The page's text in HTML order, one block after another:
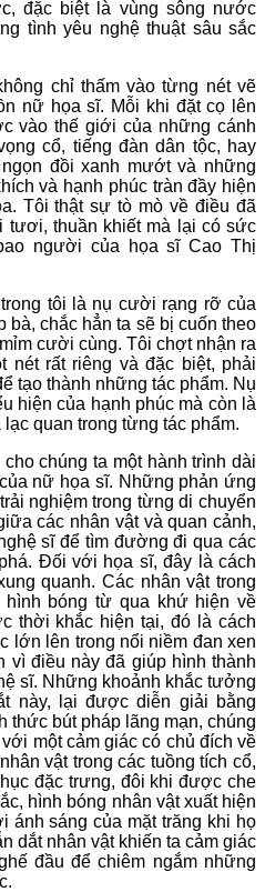
đặc biệt là vùng sông nước
tình yêu nghệ thuật sâu sắc
chỉ thấm vào từng nét vẽ
nữ họa sĩ. Mỗi khi đặt cọ lên
vào thế giới của những cánh
cổ, tiếng đàn dân tộc, hay
đồi xanh mướt và những
và hạnh phúc tràn đầy hiện
Tôi thật sự tò mò về điều đã
tươi, thuần khiết mà lại có sức
người của họa sĩ Cao Thị
tôi là nụ cười rạng rỡ của
bà, chắc hẳn ta sẽ bị cuốn theo
cười cùng. Tôi chợt nhận ra
nét rất riêng và đặc biệt, phải
tạo thành những tác phẩm. Nụ
hiện của hạnh phúc mà còn là
quan trong từng tác phẩm.
chúng ta một hành trình dài
nữ họa sĩ. Những phản ứng
trải nghiệmtrong từng di chuyển
các nhân vật và quan cảnh,
sĩ để tìm đường đi qua các
Đối với họa sĩ, đây là cách
quanh. Các nhân vậttrong
hình bóngtừ qua khứ hiện về
thời khắc hiện tại, đó là cách
lớn lên trong nổi niềm đan xen
vì điều này đã giúp hình thành
sĩ. Những khoảnh khắctưởng
này, lạiđược diễn giải bằng
thức bút pháp lãng mạn, chúng
một cảm giác có chủ đích về
vậttrong các tuồng tích cổ,
đặc trưng, đôi khi đượcche
hình bóng nhân vật xuất hiện
ánh sáng của mặt trăng khi họ
dắt nhân vật khiến ta cảm giác
đầu để chiêm ngắm những